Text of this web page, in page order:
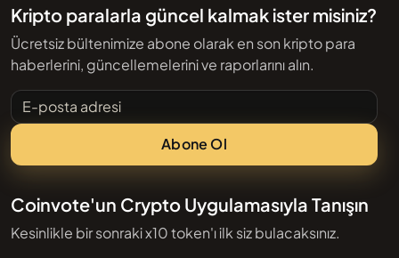
Kripto paralarla güncel kalmak ister misiniz?
Ücretsiz bültenimize abone olarak en son kripto para
haberlerini, güncellemelerini ve raporlarını alın.
E-posta adresi
Abone Ol
Coinvote'un Crypto Uygulamasıyla Tanışın
Kesinlikle bir sonraki x10 token'ı ilk siz bulacaksınız.